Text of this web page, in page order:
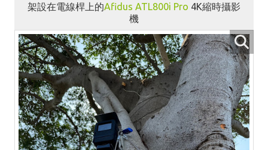
架設在電線桿上的Afidus ATL800i Pro 4K縮時攝影
機